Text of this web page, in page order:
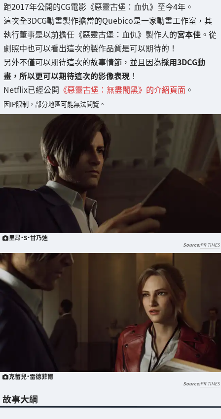
距2017年公開的CG電影《惡靈古堡：血仇》至今4年。
這次全3DCG動畫製作擔當的Quebico是一家動畫工作室，其
執行董事是以前擔任《惡靈古堡：血仇》製作人的宮本佳 。從
劇照中也可以看出這次的製作品質是可以期待的！
另外不僅可以期待這次的故事情節，並且因為採用3DCG動
畫，所以更可以期待這次的影像表現 ！
Netflix已經公開 《惡靈古堡：無盡闇黑》的介紹頁面 。
因IP限制，部分地區可能無法閱覽。
里昂·S·甘乃迪
PR TIMES
克蕾兒·雷德菲爾
PR TIMES
故事大綱